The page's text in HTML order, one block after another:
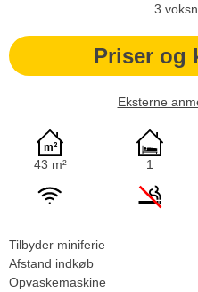
3
Priser og
Eksterne
43 m² 1
Tilbyder miniferie
Afstand indkøb
Opvaskemaskine